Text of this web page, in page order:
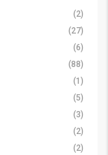
(2)
(27)
(6)
(88)
(1)
(5)
(3)
(2)
(2)